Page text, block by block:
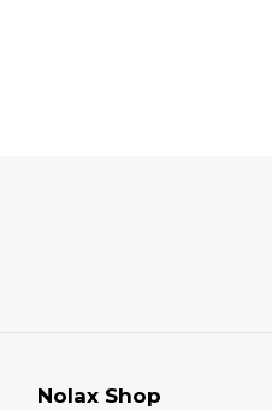
Nolax Shop